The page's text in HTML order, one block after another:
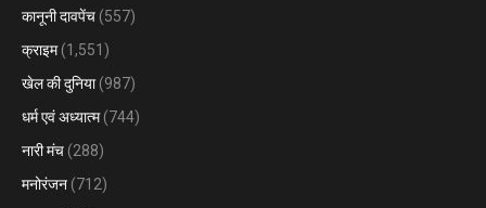
कानूनी दावपेंच (557)
क्राइम(1,551)
खेल की दुनिया(987)
धर्म एवं अध्यात्म(744)
नारी मंच (288)
मनोरंजन (712)